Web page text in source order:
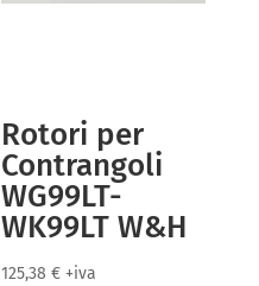
Rotori per
Contrangoli
WG99LT-
WK99LT W&H
125,38€ +iva